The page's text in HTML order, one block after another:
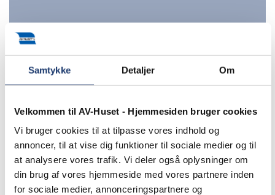
Samtykke Detaljer Om
Velkommen til AV-Huset - Hjemmesiden bruger cookies
Vi bruger cookies til at tilpasse vores indhold og
annoncer, til at vise dig funktioner til sociale medier og til
at analysere vores trafik. Vi deler også oplysninger om
din brug af vores hjemmeside med vores partnere inden
for sociale medier, annonceringspartnere og
Export